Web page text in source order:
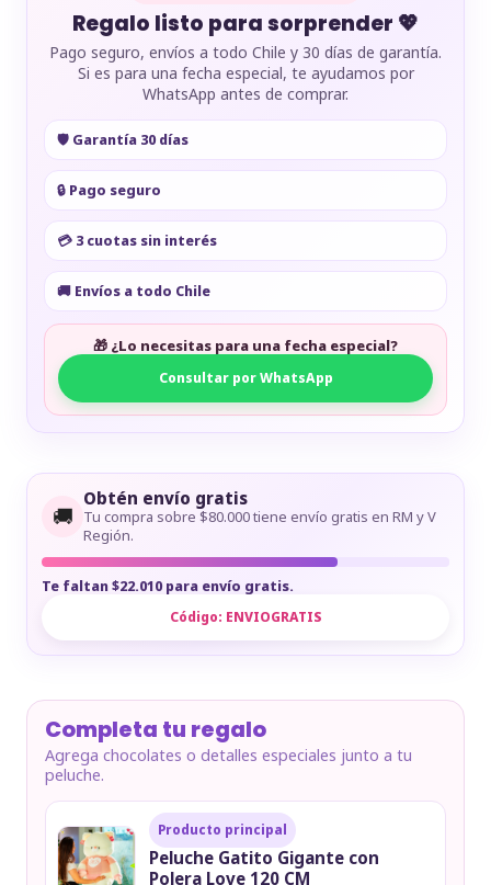
Regalo listo para sorprender 💖
Pago seguro, envíos a todo Chile y 30 días de garantía.
Si es para una fecha especial, te ayudamos por
WhatsApp antes de comprar.
🛡️ Garantía 30 días
🔒 Pago seguro
💳 3 cuotas sin interés
🚚 Envíos a todo Chile
🎁 ¿Lo necesitas para una fecha especial?
Consultar por WhatsApp
🚚
Obtén envío gratis
Tu compra sobre $80.000 tiene envío gratis en RM y V
Región.
Te faltan $22.010 para envío gratis.
Código: ENVIOGRATIS
Completa tu regalo
Agrega chocolates o detalles especiales junto a tu
peluche.
Producto principal
Peluche Gatito Gigante con
Polera Love 120 CM